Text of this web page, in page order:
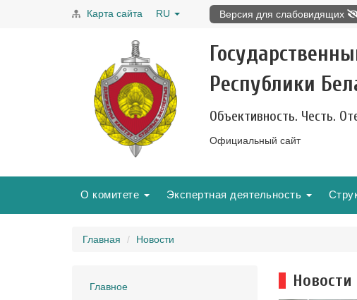
Карта сайта RU Версия для слабовидящих
Республики
Объективность. Честь.
Официальный сайт
О комитете Экспертная деятельность
Главная Новости
Главное Новости